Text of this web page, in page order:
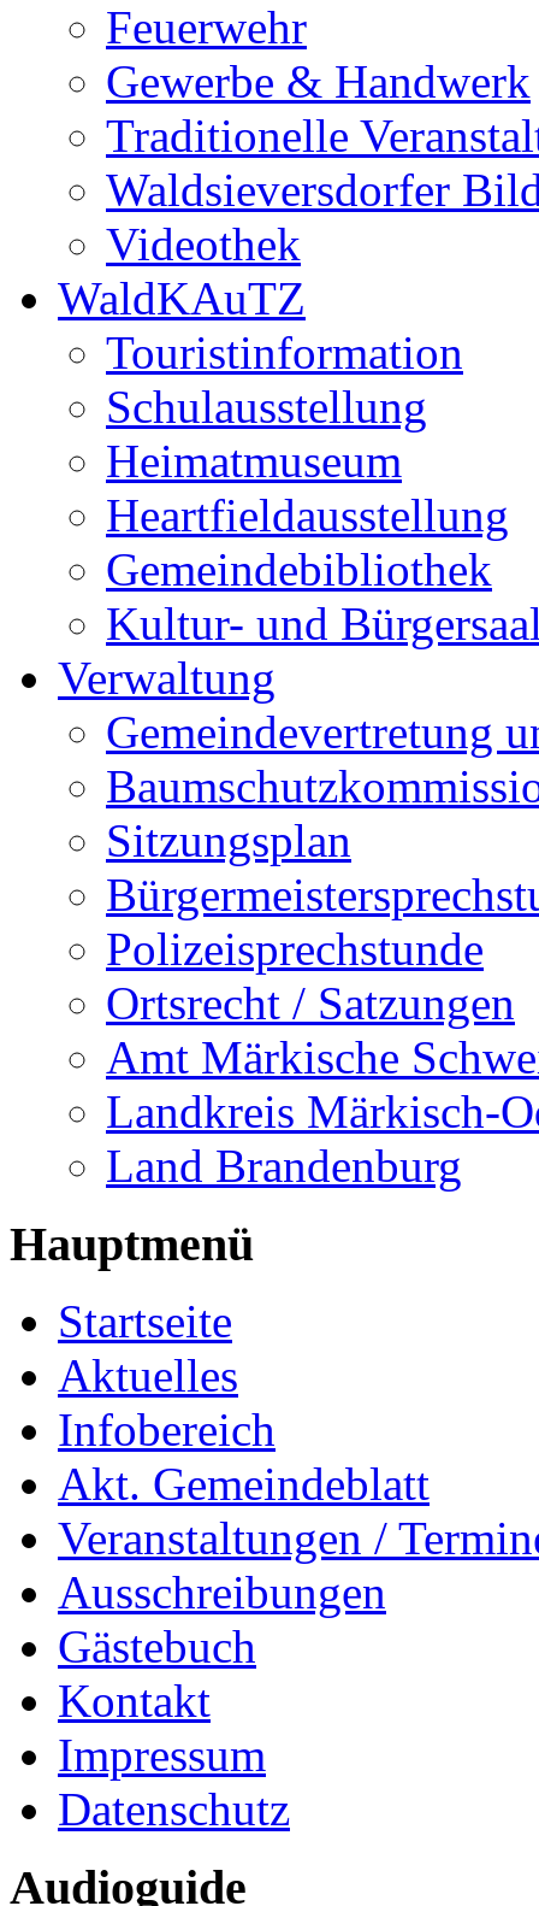
Feuerwehr
Gewerbe & Handwerk
Traditionelle
Waldsieversdorfer
Videothek
WaldKAuTZ
Touristinformation
Schulausstellung
Heimatmuseum
Heartfieldausstellung
Gemeindebibliothek
Kultur- und
Verwaltung
Gemeindevertretung
Sitzungsplan
Polizeisprechstunde
Ortsrecht / Satzungen
Amt Märkische
Landkreis Märkisch-
Land Brandenburg
Hauptmenü
Startseite
Aktuelles
Infobereich
Akt. Gemeindeblatt
Veranstaltungen /
Ausschreibungen
Gästebuch
Kontakt
Impressum
Datenschutz
Audioguide